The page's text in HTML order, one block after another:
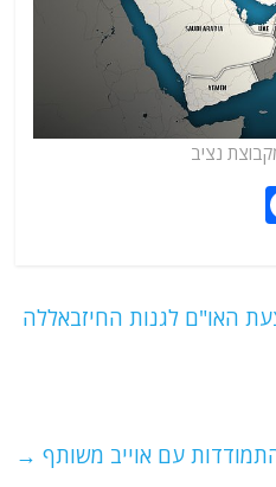
נציב
e
k
האו"ם לגנות החיזבאללה
עם אוייב משותף →